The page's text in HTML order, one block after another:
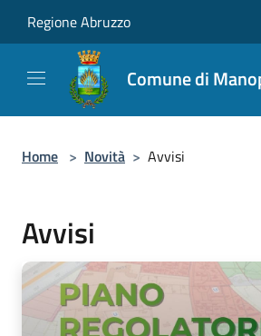
Regione Abruzzo
Comune di
Home > Novità > Avvisi
Avvisi